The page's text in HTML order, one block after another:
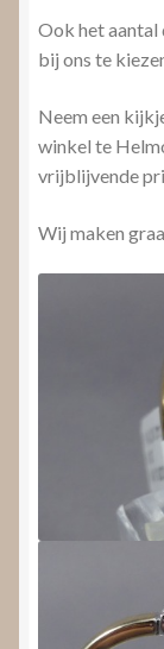
Ook het aantal
bij ons te
Neem een
winkel te
vrijblijvende
Wij maken